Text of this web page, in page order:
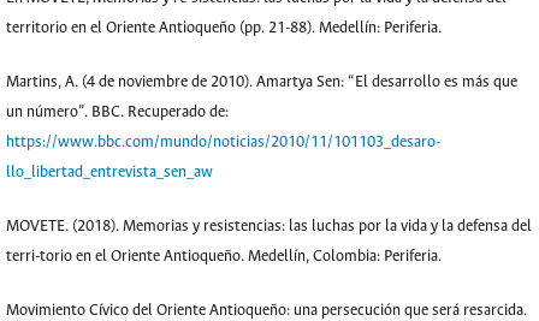
territorio en el Oriente Antioqueño (pp. 21-88). Medellín: Periferia.
Martins, A. (4 de noviembre de 2010). Amartya Sen: “El desarrollo es más que
un número”. BBC. Recuperado de:
https://www.bbc.com/mundo/noticias/2010/11/101103_desaro-
llo_libertad_entrevista_sen_aw
MOVETE. (2018). Memorias y resistencias: las luchas por la vida y la defensa del
terri-torio en el Oriente Antioqueño. Medellín, Colombia: Periferia.
Movimiento Cívico del Oriente Antioqueño: una persecución que será resarcida.